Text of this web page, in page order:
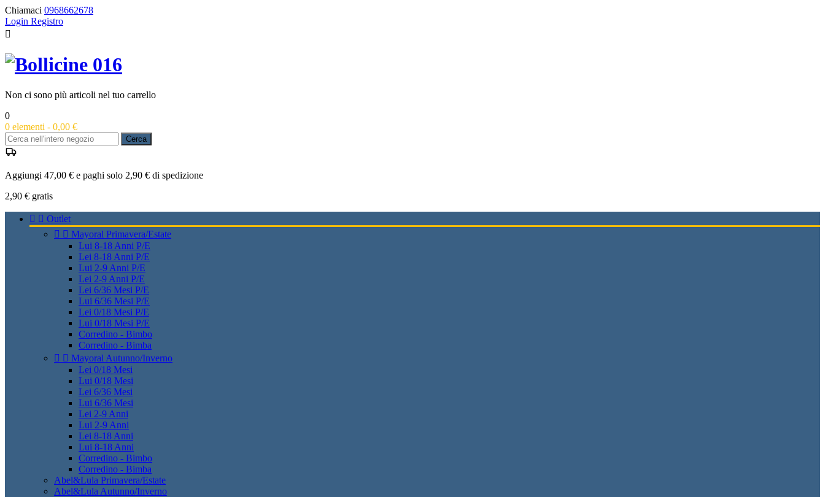
Chiamaci 0968662678
Login Registro

Non ci sono più articoli nel tuo carrello
0
0 elementi - 0,00 €
Cerca
Aggiungi 47,00 € e paghi solo 2,90 € di spedizione
2,90 € gratis
  Outlet
  Mayoral Primavera/Estate
Lui 8-18 Anni P/E
Lei 8-18 Anni P/E
Lui 2-9 Anni P/E
Lei 2-9 Anni P/E
Lei 6/36 Mesi P/E
Lui 6/36 Mesi P/E
Lei 0/18 Mesi P/E
Lui 0/18 Mesi P/E
Corredino - Bimbo
Corredino - Bimba
  Mayoral Autunno/Inverno
Lei 0/18 Mesi
Lui 0/18 Mesi
Lei 6/36 Mesi
Lui 6/36 Mesi
Lei 2-9 Anni
Lui 2-9 Anni
Lei 8-18 Anni
Lui 8-18 Anni
Corredino - Bimbo
Corredino - Bimba
Abel&Lula Primavera/Estate
Abel&Lula Autunno/Inverno